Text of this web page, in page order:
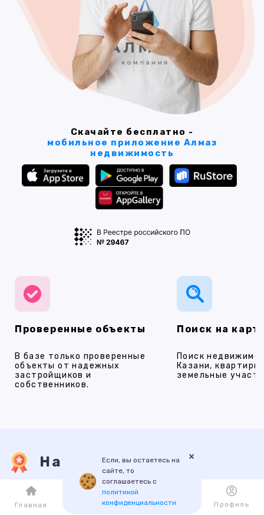
Скачайте бесплатно -
мобильное приложение Алмаз
недвижимость
Проверенные объекты
В базе только проверенные
объекты от надежных
застройщиков и
собственников.
Поиск на
Поиск
Казани,
земельные
Наши услуги
ПРОДАЖА АРЕНДА НОВОСТРОЙКИ ИПОТЕКА
Если, вы остаетесь на
сайте, то
соглашаетесь с
политикой
конфиденциальности
×
Главная Каталог Избранное Профиль